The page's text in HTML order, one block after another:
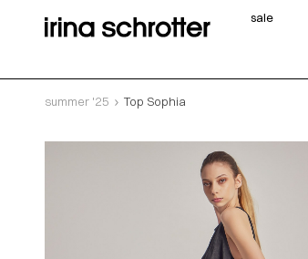
sale
summer '25 Top Sophia